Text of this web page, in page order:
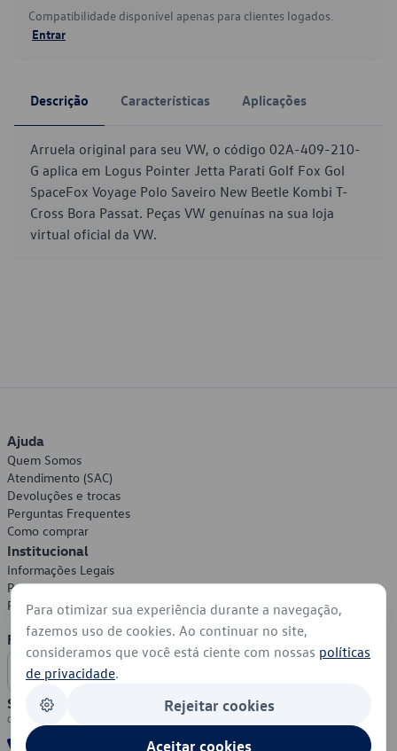
Compatibilidade disponível apenas para clientes logados.
Entrar
Descrição Características Aplicações
Arruela original para seu VW, o código 02A-409-210-
G aplica em Logus Pointer Jetta Parati Golf Fox Gol
SpaceFox Voyage Polo Saveiro New Beetle Kombi T-
Cross Bora Passat. Peças VW genuínas na sua loja
virtual oficial da VW.
Ajuda
Quem Somos
Atendimento (SAC)
Devoluções e trocas
Perguntas Frequentes
Como comprar
Institucional
Informações Legais
Política de Privacidade
Política de Cookies
Formas de Pagamento
Segurança
Para otimizar sua experiência durante a navegação,
fazemos uso de cookies. Ao continuar no site,
consideramos que você está ciente com nossas políticas
de privacidade.
Rejeitar cookies
Aceitar cookies